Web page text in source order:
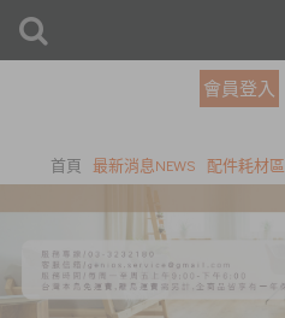
會員登入
首頁 最新消息NEWS 配件耗材區